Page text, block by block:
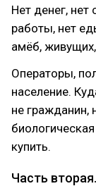
Нет денег, нет
работы, нет
амёб, живущих,
Операторы,
население.
не гражданин,
купить.
Часть